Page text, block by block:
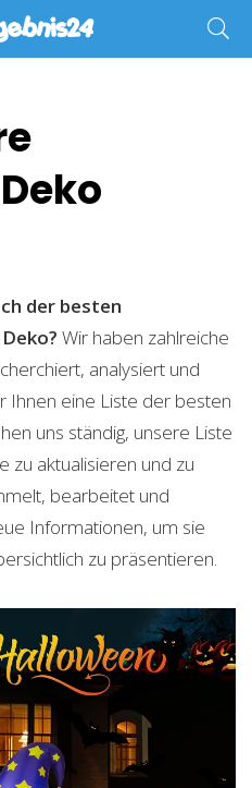
der besten
Wir haben zahlreiche
analysiert und
Ihnen eine Liste der besten
uns ständig, unsere Liste
zu aktualisieren und zu
bearbeitet und
Informationen, um sie
zu präsentieren.